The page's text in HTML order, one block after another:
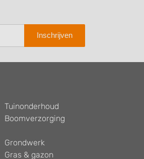
Inschrijven
Tuinonderhoud
Boomverzorging
Grondwerk
Gras & gazon